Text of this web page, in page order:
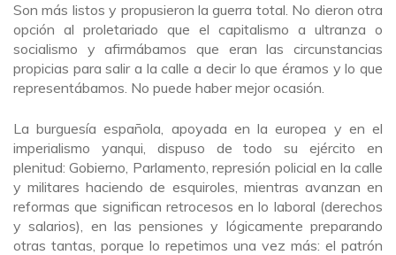
Son más listos y propusieron la guerra total. No dieron otra
opción al proletariado que el capitalismo a ultranza o
socialismo y afirmábamos que eran las circunstancias
propicias para salir a la calle a decir lo que éramos y lo que
representábamos. No puede haber mejor ocasión.
La burguesía española, apoyada en la europea y en el
imperialismo yanqui, dispuso de todo su ejército en
plenitud: Gobierno, Parlamento, represión policial en la calle
y militares haciendo de esquiroles, mientras avanzan en
reformas que significan retrocesos en lo laboral (derechos
y salarios), en las pensiones y lógicamente preparando
otras tantas, porque lo repetimos una vez más: el patrón